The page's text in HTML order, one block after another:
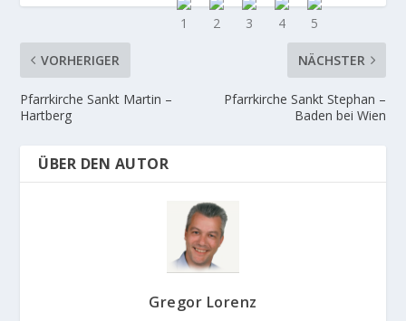
VORHERIGER
Pfarrkirche Sankt Martin –
Hartberg
NÄCHSTER
Pfarrkirche Sankt Stephan –
Baden bei Wien
ÜBER DEN AUTOR
Gregor Lorenz